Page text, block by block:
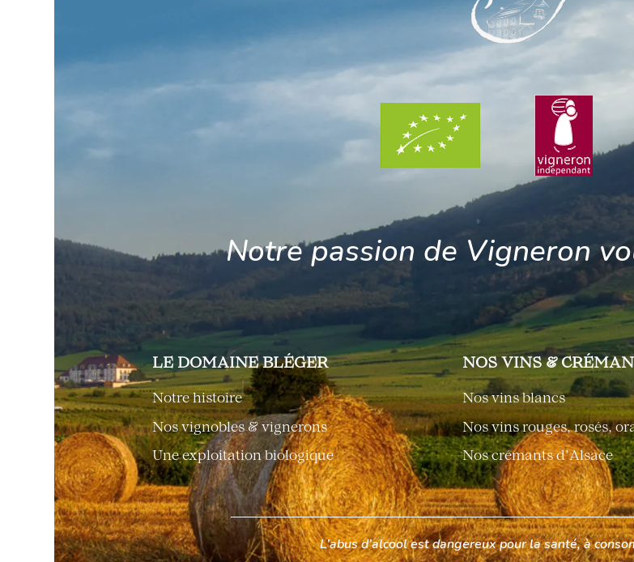
Notre passion de Vigneron
LE DOMAINE BLÉGER
Notre histoire
Nos vignobles & vignerons
Une exploitation biologique
NOS VINS &
Nos vins blancs
Nos vins rouges, rosés,
Nos crémants d’Alsace
L’abus d’alcool est dangereux pour la santé, à